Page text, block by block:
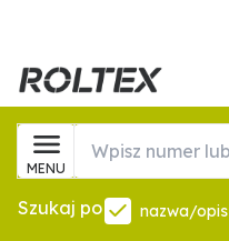
MENU
Szukaj po nazwa/opis